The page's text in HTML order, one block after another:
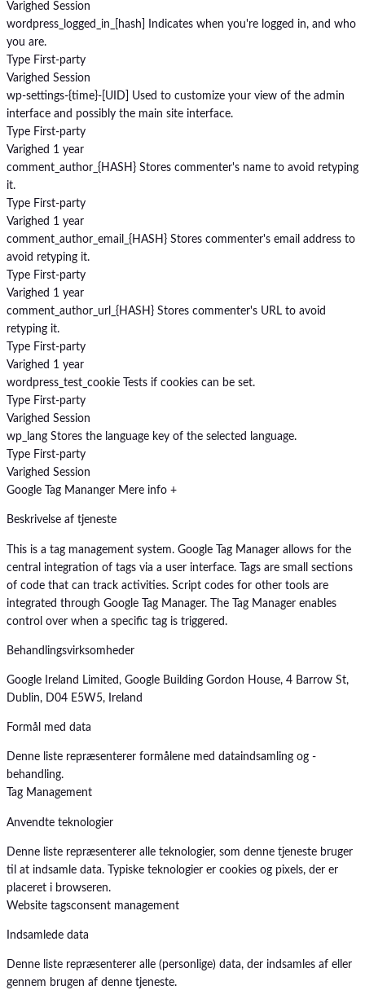
Varighed Session
wordpress_logged_in_[hash]
Indicates when you're logged in, and who
you are.
Type First-party
Varighed Session
wp-settings-{time}-[UID]
Used to customize your view of the admin
interface and possibly the main site interface.
Type First-party
Varighed 1 year
comment_author_{HASH} Stores commenter's name to avoid retyping
it.
Type First-party
Varighed 1 year
comment_author_email_{HASH} Stores commenter's email address to
avoid retyping it.
Type First-party
Varighed 1 year
comment_author_url_{HASH} Stores commenter's URL to avoid
retyping it.
Type First-party
Varighed 1 year
wordpress_test_cookie
Tests if cookies can be set.
Type First-party
Varighed Session
wp_lang Stores the language key of the selected language.
Type First-party
Varighed Session
Google Tag Mananger Mere info +
Beskrivelse af tjeneste
This is a tag management system. Google Tag Manager allows for the
central integration of tags via a user interface. Tags are small sections
of code that can track activities. Script codes for other tools are
integrated through Google Tag Manager. The Tag Manager enables
control over when a specific tag is triggered.
Behandlingsvirksomheder
Google Ireland Limited, Google Building Gordon House, 4 Barrow St,
Dublin, D04 E5W5, Ireland
Formål med data
Denne liste repræsenterer formålene med dataindsamling og -
behandling.
Tag Management
Anvendte teknologier
Denne liste repræsenterer alle teknologier, som denne tjeneste bruger
til at indsamle data. Typiske teknologier er cookies og pixels, der er
placeret i browseren.
Website tagsconsent management
Indsamlede data
Denne liste repræsenterer alle (personlige) data, der indsamles af eller
gennem brugen af denne tjeneste.